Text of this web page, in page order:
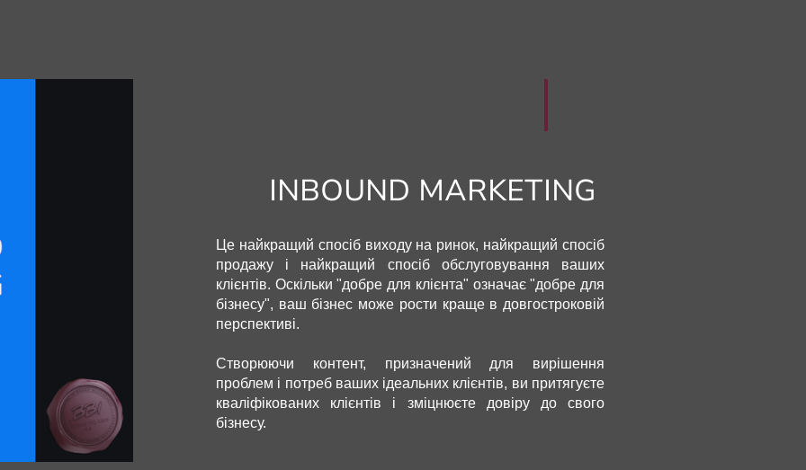
INBOUND MARKETING
Це найкращий спосіб виходу на ринок, найкращий спосіб
продажу і найкращий спосіб обслуговування ваших
клієнтів. Оскільки "добре для клієнта" означає "добре для
бізнесу", ваш бізнес може рости краще в довгостроковій
перспективі.
Створюючи контент, призначений для вирішення
проблем і потреб ваших ідеальних клієнтів, ви притягуєте
кваліфікованих клієнтів і зміцнюєте довіру до свого
бізнесу.